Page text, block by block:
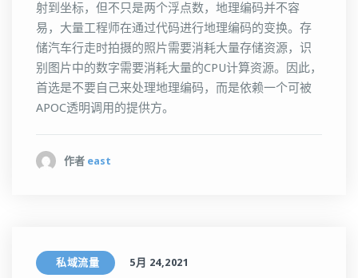
射到坐标，但不只是两个浮点数，地理编码并不容
易，大量工程师在通过代码进行地理编码的变换。存
储汽车行走时拍摄的照片需要消耗大量存储资源，识
别图片中的数字需要消耗大量的CPU计算资源。因此，
首选是不要自己来处理地理编码，而是依赖一个可被
APOC透明调用的提供方。
作者 east
私域流量 5月 24,2021